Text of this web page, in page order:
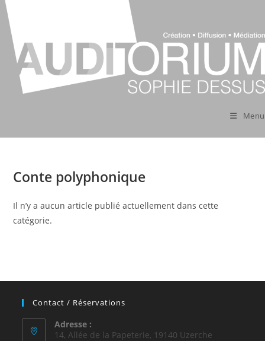
Skip
content
Menu
Conte polyphonique
Il n’y a aucun article publié actuellement dans cette
catégorie.
Contact / Réservations
Adresse :
14, Allée de la Papeterie, 19140 Uzerche